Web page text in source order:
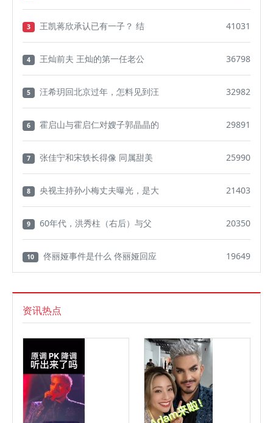
3 王凯蒋欣承认已有一子？ 结 41031
4 王灿前夫 王灿的第一任老公 36798
5 汪希玥回北京过年，怎料见到汪 32982
6 霍启山与霍启仁对嫂子郭晶晶的 29891
7 张佳宁和宋轶长得像 同属甜美 25990
8 央视主持孙小梅丈夫曝光，是大 21403
9 60年代，洪秀柱（右后）与父 20350
10 佟丽娅事件是什么 佟丽娅回应 19649
资讯热点